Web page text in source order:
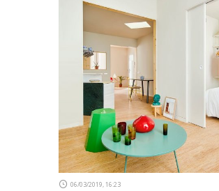
06/03/2019, 16:23